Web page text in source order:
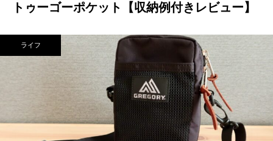
トゥーゴーポケット【収納例付きレビュー】
ライフ